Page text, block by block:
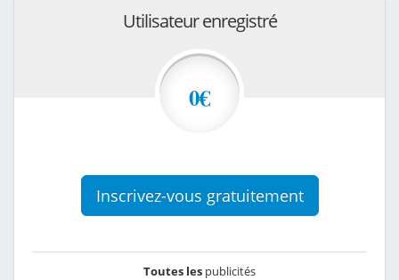
Utilisateur enregistré
0€
Inscrivez-vous gratuitement
Toutes les publicités